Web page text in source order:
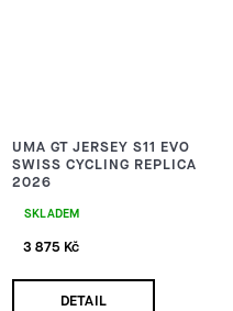
UMA GT JERSEY S11 EVO
SWISS CYCLING REPLICA
2026
SKLADEM
3 875 Kč
DETAIL